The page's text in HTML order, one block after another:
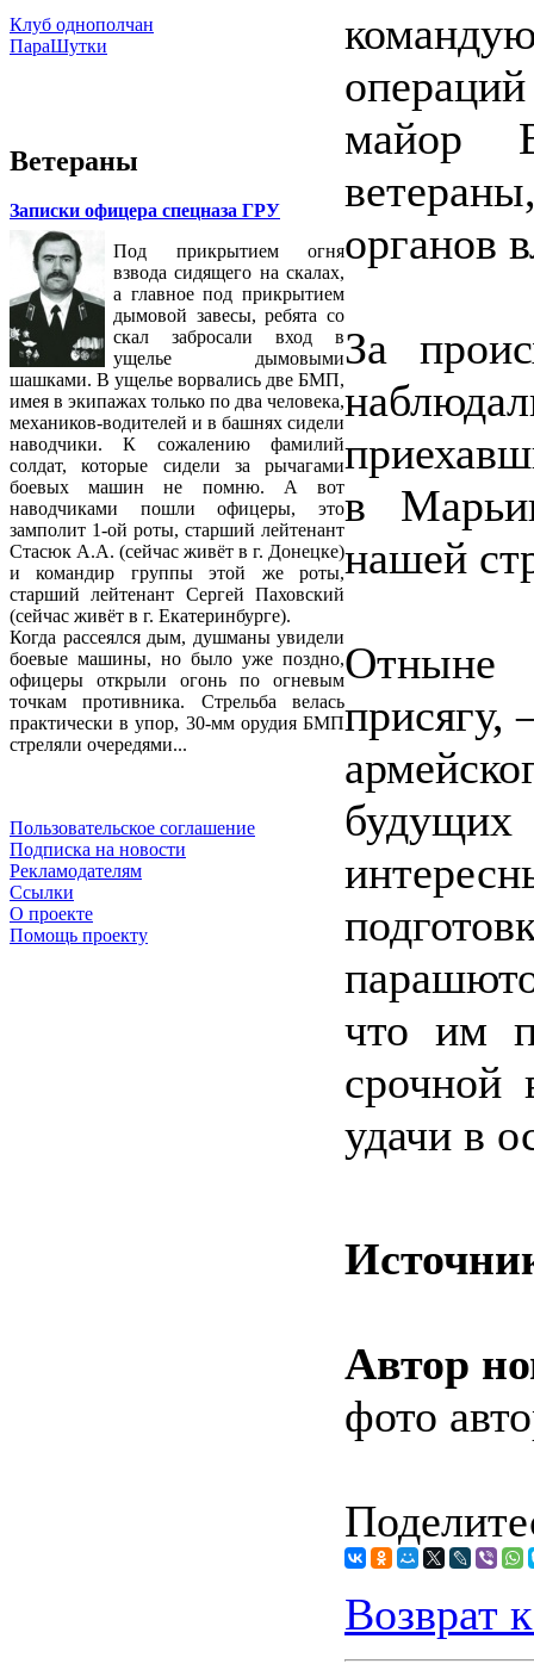
Клуб однополчан
ПараШутки
Ветераны
Записки офицера спецназа ГРУ
Под прикрытием огня
взвода сидящего на скалах,
а главное под прикрытием
дымовой завесы, ребята со
скал забросали вход в
ущелье дымовыми
шашками. В ущелье ворвались две БМП,
имея в экипажах только по два человека,
механиков-водителей и в башнях сидели
наводчики. К сожалению фамилий
солдат, которые сидели за рычагами
боевых машин не помню. А вот
наводчиками пошли офицеры, это
замполит 1-ой роты, старший лейтенант
Стасюк А.А. (сейчас живёт в г. Донецке)
и командир группы этой же роты,
старший лейтенант Сергей Паховский
(сейчас живёт в г. Екатеринбурге).
Когда рассеялся дым, душманы увидели
боевые машины, но было уже поздно,
офицеры открыли огонь по огневым
точкам противника. Стрельба велась
практически в упор, 30-мм орудия БМП
стреляли очередями...
Пользовательское соглашение
Подписка на новости
Рекламодателям
Ссылки
О проекте
Помощь проекту
майор
органов
За
в
нашей
Отныне
присягу,
что им
срочной
удачи в
Автор
фото
Возврат